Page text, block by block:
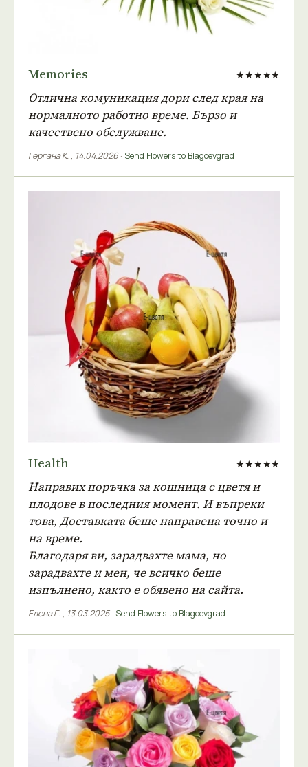
Memories ★★★★★
Отлична комуникация дори след края на
нормалното работно време. Бързо и
качествено обслужване.
Гергана К. , 14.04.2026 · Send Flowers to Blagoevgrad
Health ★★★★★
Направих поръчка за кошница с цветя и
плодове в последния момент. И въпреки
това, Доставката беше направена точно и
на време.
Благодаря ви, зарадвахте мама, но
зарадвахте и мен, че всичко беше
изпълнено, както е обявено на сайта.
Елена Г. , 13.03.2025· Send Flowers to Blagoevgrad